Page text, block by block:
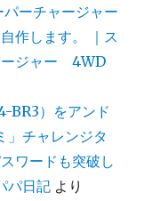
ーチャージャー
作します。 ｜ス
ージャー 4WD
BR3）をアンド
」チャレンジタ
ワードも突破し
パ日記 より